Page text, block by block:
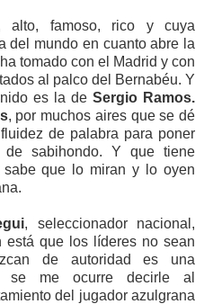
alto, famoso, rico y cuya
del mundo en cuanto abre la
tomado con el Madrid y con
al palco del Bernabéu. Y
es la de Sergio Ramos.
, por muchos aires que se dé
de palabra para poner
sabihondo. Y que tiene
que lo miran y lo oyen
, seleccionador nacional,
está que los líderes no sean
de autoridad es
una
se me ocurre decirle al
del jugador azulgrana